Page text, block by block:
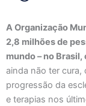
A Organização
2,8 milhões de
mundo – no
ainda não ter
progressão da
e terapias nos